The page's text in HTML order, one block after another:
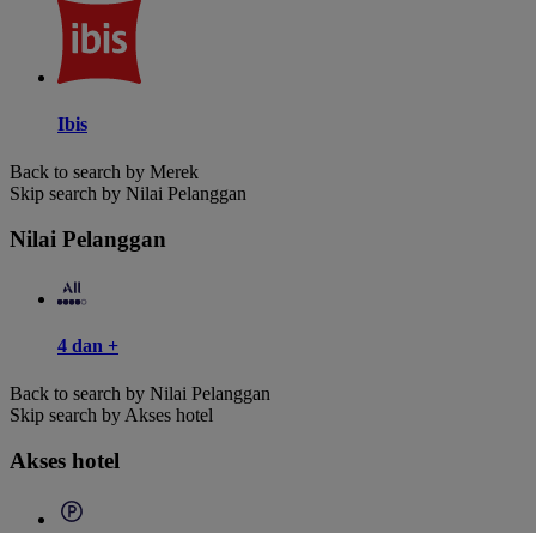
Ibis
Back to search by Merek
Skip search by Nilai Pelanggan
Nilai Pelanggan
4 dan +
Back to search by Nilai Pelanggan
Skip search by Akses hotel
Akses hotel